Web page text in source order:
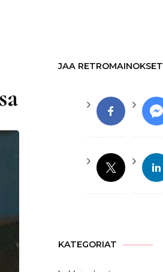
JAA RETROMAINOKSET
KATEGORIAT